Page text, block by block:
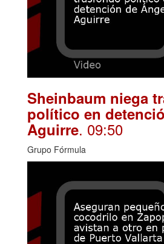
Sheinbaum niega
político en
Aguirre. 09:50
Grupo Fórmula